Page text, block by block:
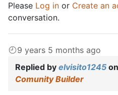
Please Log in or Create an
conversation.
9 years 5 months ago
Replied by elvisito1245
Comunity Builder